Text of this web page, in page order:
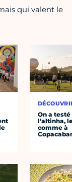
qui valent le
On a testé
l’altinha,
comme à